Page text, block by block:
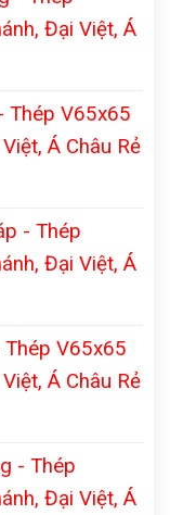
Đại Việt, Á
Thép V65x65
Á Châu Rẻ
- Thép
Đại Việt, Á
Thép V65x65
Á Châu Rẻ
- Thép
Đại Việt, Á